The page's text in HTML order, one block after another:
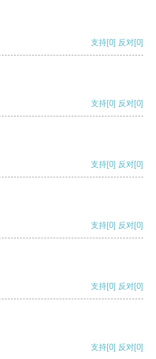
支持[0] 反对[0]
支持[0] 反对[0]
支持[0] 反对[0]
支持[0] 反对[0]
支持[0] 反对[0]
支持[0] 反对[0]